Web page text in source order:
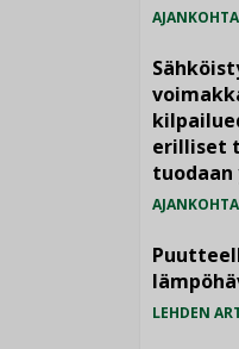
erilliset
tuodaan
LEHDEN